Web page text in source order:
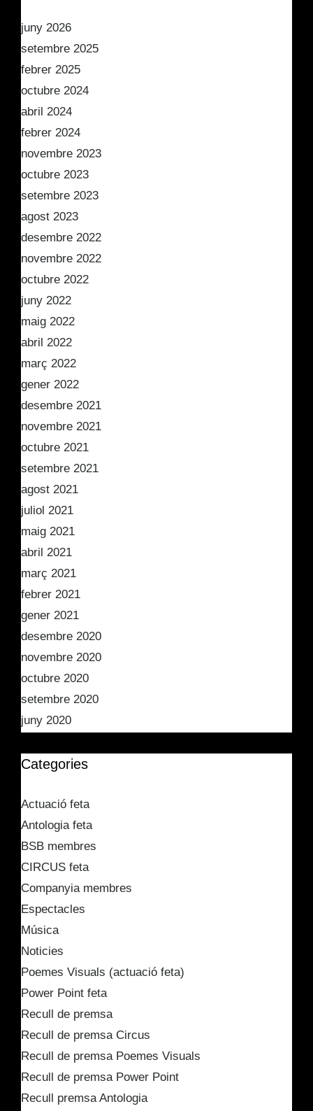
juny 2026
setembre 2025
febrer 2025
octubre 2024
abril 2024
febrer 2024
novembre 2023
octubre 2023
setembre 2023
agost 2023
desembre 2022
novembre 2022
octubre 2022
juny 2022
maig 2022
abril 2022
març 2022
gener 2022
desembre 2021
novembre 2021
octubre 2021
setembre 2021
agost 2021
juliol 2021
maig 2021
abril 2021
març 2021
febrer 2021
gener 2021
desembre 2020
novembre 2020
octubre 2020
setembre 2020
juny 2020
Categories
Actuació feta
Antologia feta
BSB membres
CIRCUS feta
Companyia membres
Espectacles
Música
Noticies
Poemes Visuals (actuació feta)
Power Point feta
Recull de premsa
Recull de premsa Circus
Recull de premsa Poemes Visuals
Recull de premsa Power Point
Recull premsa Antologia